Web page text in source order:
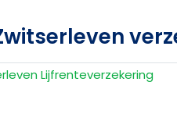
Lijfrenteverzekering